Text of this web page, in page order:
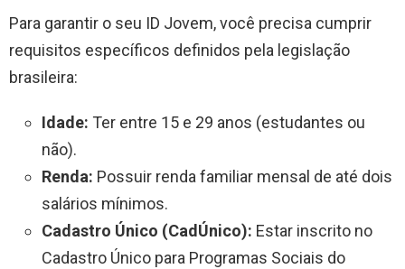
Para garantir o seu ID Jovem, você precisa cumprir
requisitos específicos definidos pela legislação
brasileira:
Idade: Ter entre 15 e 29 anos (estudantes ou
não).
Renda: Possuir renda familiar mensal de até dois
salários mínimos.
Cadastro Único (CadÚnico): Estar inscrito no
Cadastro Único para Programas Sociais do